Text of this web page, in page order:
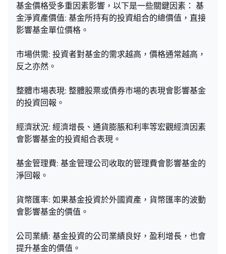
基金價格受多重因素影響，以下是一些關鍵因素： 基
金淨資產價值: 基金所持有的投資組合的總價值，直接
影響基金單位價格。
市場供需: 投資者對基金的需求越高，價格通常越高，
反之亦然。
整體市場表現: 整體股票或債券市場的表現會影響基金
的投資回報。
經濟狀況: 經濟增長、通貨膨脹和利率等宏觀經濟因素
會影響基金的投資組合表現。
基金管理費: 基金管理公司收取的管理費會影響基金的
淨回報。
貨幣匯率: 如果基金投資於外國資產，貨幣匯率的波動
會影響基金的價值。
公司業績: 基金投資的公司業績良好，盈利增長，也會
提升基金的價值。